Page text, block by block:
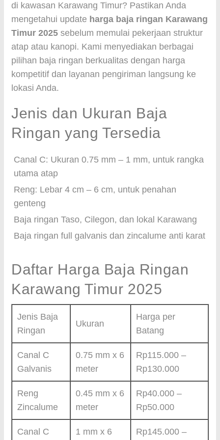
di kawasan Karawang Timur? Pastikan Anda
mengetahui update harga baja ringan Karawang
Timur 2025 sebelum memulai pekerjaan struktur
atap atau kanopi. Kami menyediakan berbagai
pilihan baja ringan berkualitas dengan harga
kompetitif dan layanan pengiriman langsung ke
lokasi Anda.
Jenis dan Ukuran Baja
Ringan yang Tersedia
Canal C: Ukuran 0.75 mm – 1 mm, untuk rangka
utama atap
Reng: Lebar 4 cm – 6 cm, untuk penahan
genteng
Baja ringan Taso, Cilegon, dan lokal Karawang
Baja ringan full galvanis dan zincalume anti karat
Daftar Harga Baja Ringan
Karawang Timur 2025
Jenis Baja
Ringan
Ukuran
Harga per
Batang
Canal C
Galvanis
0.75 mm x 6
meter
Rp115.000 –
Rp130.000
Reng
Zincalume
0.45 mm x 6
meter
Rp40.000 –
Rp50.000
Canal C
1 mm x 6
Rp145.000 –